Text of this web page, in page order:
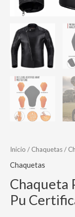
Inicio / Chaquetas/
Chaquetas
Chaqueta
Pu